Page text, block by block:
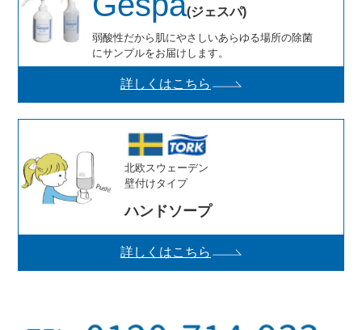
(ジェスパ)
弱酸性だから肌にやさしいあらゆる場所の除菌
にサンプルをお届けします。
詳しくはこちら
北欧スウェーデン
壁付けタイプ
ハンドソープ
詳しくはこちら